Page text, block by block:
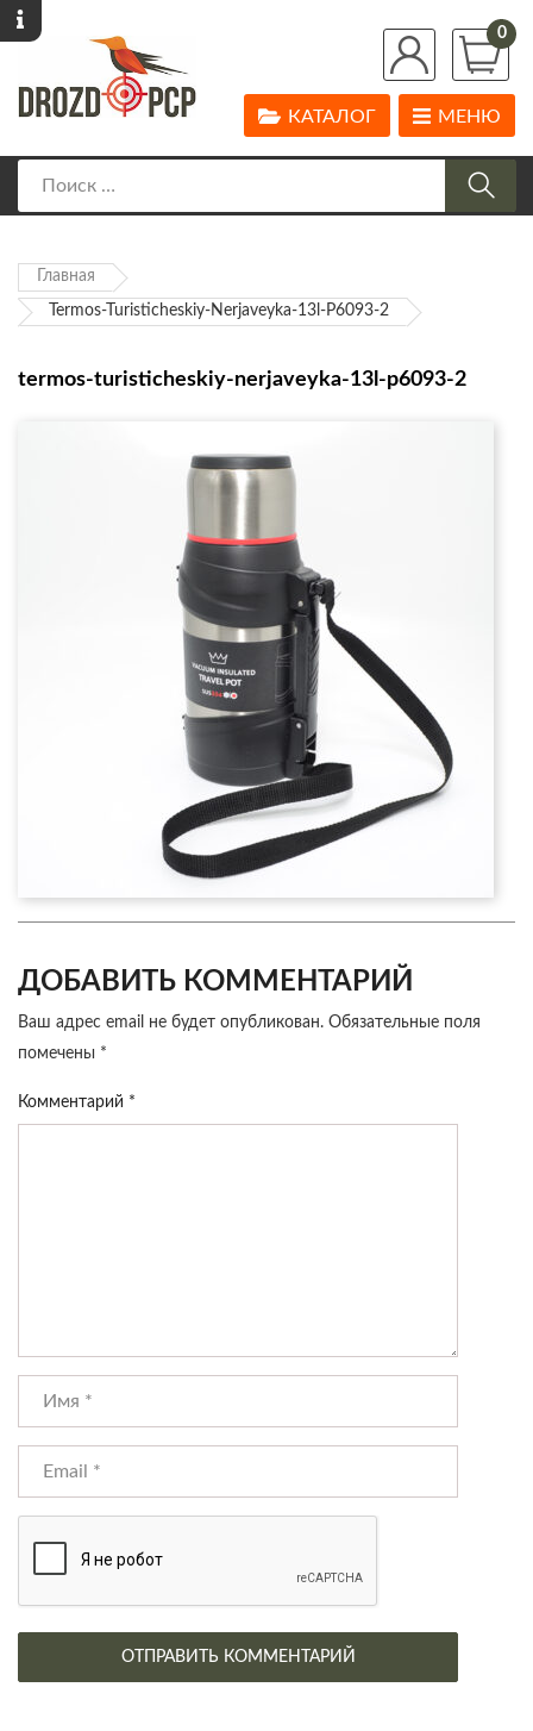
0
МЕНЮ
КАТАЛОГ
Главная
Termos-Turisticheskiy-Nerjaveyka-13l-P6093-2
termos-turisticheskiy-nerjaveyka-13l-p6093-2
ДОБАВИТЬ КОММЕНТАРИЙ
Ваш адрес email не будет опубликован. Обязательные поля
помечены *
Комментарий *